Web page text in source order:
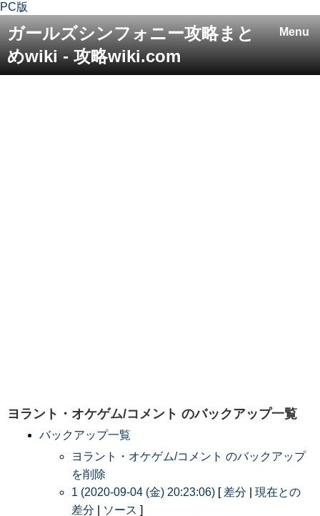
PC版
Menu
ガールズシンフォニー攻略まと
めwiki - 攻略wiki.com
ヨラント・オケゲム/コメント のバックアップ一覧
バックアップ一覧
ヨラント・オケゲム/コメント のバックアップ
を削除
1 (2020-09-04 (金) 20:23:06) [ 差分
現在との
差分
ソース ]